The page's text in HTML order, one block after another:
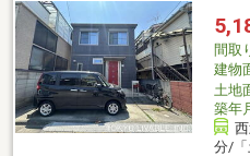
間取
建物
土地
築年
分/「